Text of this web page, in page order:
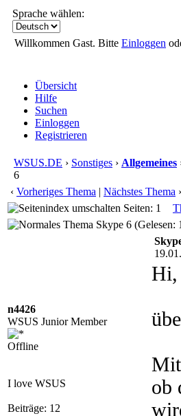
Sprache wählen:
Willkommen Gast. Bitte Einloggen
Übersicht
Hilfe
Suchen
Einloggen
Registrieren
WSUS.DE › Sonstiges › Allgemeines
6
‹ Vorheriges Thema | Nächstes Thema ›
Seiten: 1
Skype 6 (Gelesen:
n4426
WSUS Junior Member
Offline
I love WSUS
Beiträge: 12
Hi,
ob